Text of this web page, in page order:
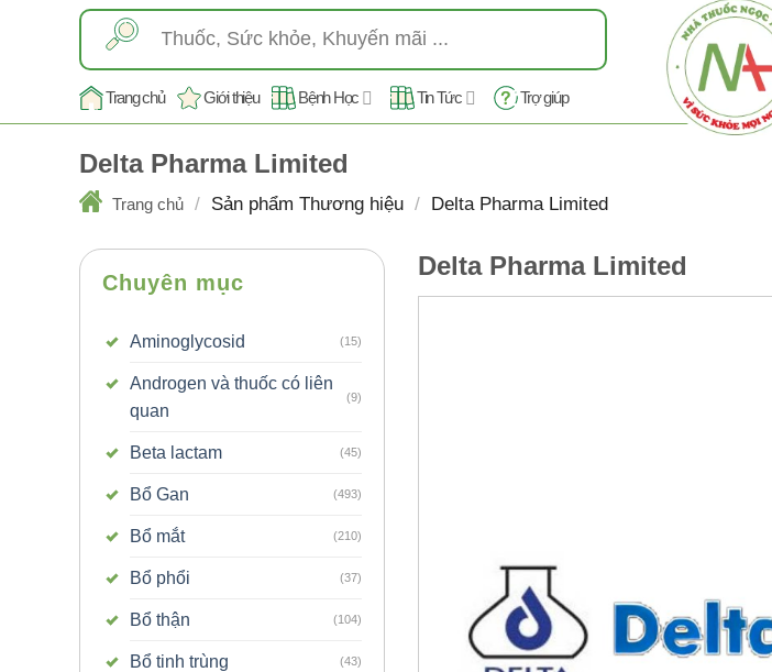
kiếm:
Trang chủ Giới thiệu Bệnh Học Tin Tức Trợ giúp
Delta Pharma Limited
Trang chủ / Sản phẩm Thương hiệu / Delta Pharma Limited
Chuyên mục
Aminoglycosid (15)
Androgen và thuốc có liên
quan
(9)
Beta lactam (45)
Bổ Gan (493)
Bổ mắt (210)
Bổ phổi (37)
Bổ thận (104)
Bổ tinh trùng (43)
Delta Pharma Limited